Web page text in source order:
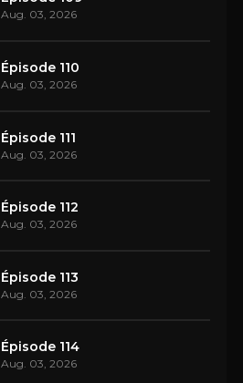
Aug. 03, 2026
Épisode 110
Aug. 03, 2026
Épisode 111
Aug. 03, 2026
Épisode 112
Aug. 03, 2026
Épisode 113
Aug. 03, 2026
Épisode 114
Aug. 03, 2026